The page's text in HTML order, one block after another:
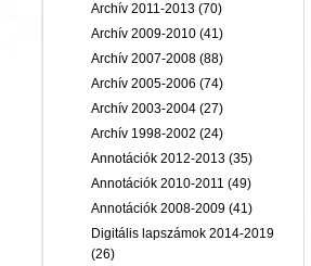
Archív 2011-2013 (70)
Archív 2009-2010 (41)
Archív 2007-2008 (88)
Archív 2005-2006 (74)
Archív 2003-2004 (27)
Archív 1998-2002 (24)
Annotációk 2012-2013 (35)
Annotációk 2010-2011 (49)
Annotációk 2008-2009 (41)
Digitális lapszámok 2014-2019
(26)